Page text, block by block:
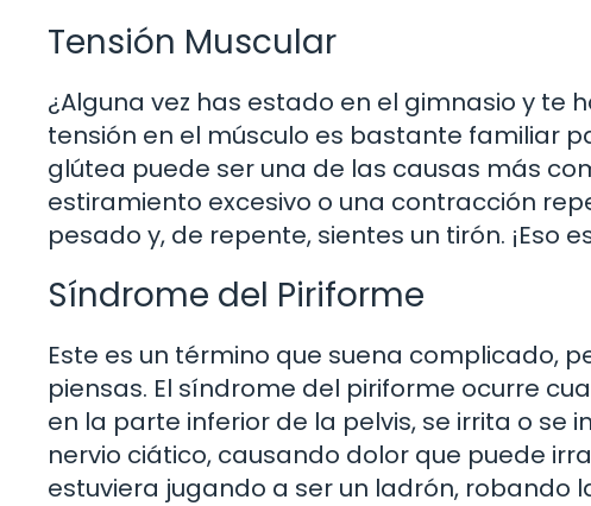
Tensión Muscular
¿Alguna vez has estado en el gimnasio y te
tensión en el músculo es bastante familiar
glútea puede ser una de las causas más
estiramiento excesivo o una contracción
pesado y, de repente, sientes un tirón. ¡Eso
Síndrome del Piriforme
Este es un término que suena complicado,
piensas. El síndrome del piriforme ocurre
en la parte inferior de la pelvis, se irrita o se
nervio ciático, causando dolor que puede
estuviera jugando a ser un ladrón, robando